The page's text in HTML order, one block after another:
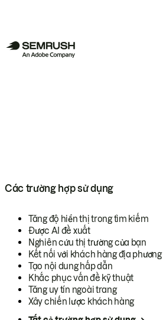
Các trường hợp sử dụng
Tăng độ hiển thị trong tìm kiếm
Được AI đề xuất
Nghiên cứu thị trường của bạn
Kết nối với khách hàng địa phương
Tạo nội dung hấp dẫn
Khắc phục vấn đề kỹ thuật
Tăng uy tín ngoài trang
Xây chiến lược khách hàng